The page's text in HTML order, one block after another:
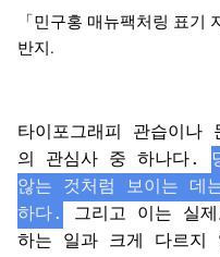
「민구홍 매뉴팩처링 표기
반지.
타이포그래피 관습이나
의 관심사 중 하나다.
않는 것처럼 보이는 데
하다.
그리고 이는 실
하는 일과 크게 다르지